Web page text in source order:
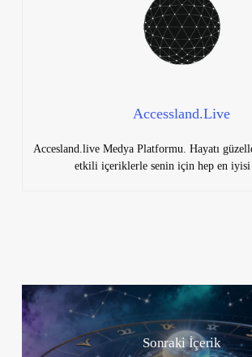
Accessland.Live
Accesland.live Medya Platformu. Hayatı
etkili içeriklerle senin için hep en iyisi
Sonraki İçerik